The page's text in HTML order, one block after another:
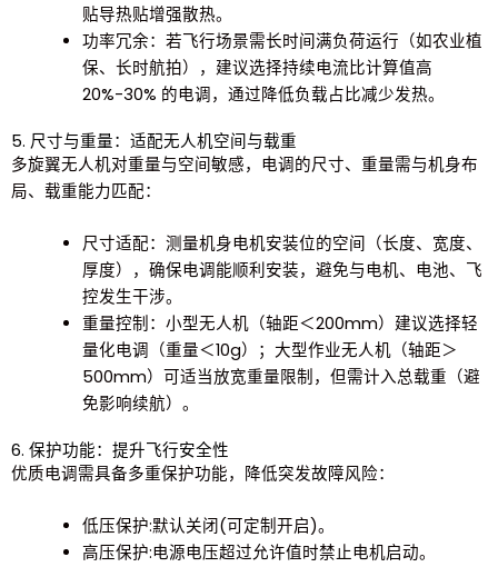
贴导热贴增强散热。
功率冗余：若飞行场景需长时间满负荷运行（如农业植
保、长时航拍），建议选择持续电流比计算值高
20%-30% 的电调，通过降低负载占比减少发热。
5. 尺寸与重量：适配无人机空间与载重
多旋翼无人机对重量与空间敏感，电调的尺寸、重量需与机身布
局、载重能力匹配：
尺寸适配：测量机身电机安装位的空间（长度、宽度、
厚度），确保电调能顺利安装，避免与电机、电池、飞
控发生干涉。
重量控制 ：小型无人机（轴距＜200mm）建议选择轻
量化电调（重量＜10g）；大型作业无人机（轴距＞
500mm）可适当放宽重量限制，但需计入总载重（避
免影响续航）。
6. 保护功能：提升飞行安全性
优质电调需具备多重保护功能，降低突发故障风险：
低压保护:默认关闭(可定制开启)。
高压保护:电源电压超过允许值时禁止电机启动。